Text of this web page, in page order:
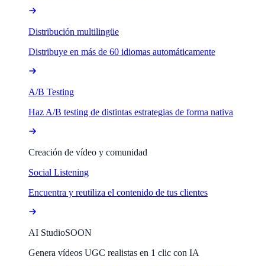
Distribución multilingüe
Distribuye en más de 60 idiomas automáticamente
A/B Testing
Haz A/B testing de distintas estrategias de forma nativa
Creación de vídeo y comunidad
Social Listening
Encuentra y reutiliza el contenido de tus clientes
AI StudioSOON
Genera vídeos UGC realistas en 1 clic con IA